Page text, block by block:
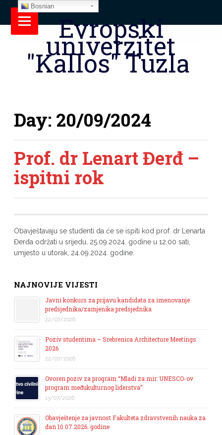
Evropski
univerzitet
"Kallos" Tuzla
Day: 20/09/2024
Prof. dr Lenart Đerđ –
ispitni rok
Obavještavaju se studenti da će se ispiti kod prof. dr Lenarta
Đerđa održati u srijedu, 25.09.2024. godine u 12.00 sati,
umjesto u utorak, 24.09.2024. godine.
NAJNOVIJE VIJESTI
Javni konkurs za prijavu kandidata za imenovanje
predsjednika/zamjenika predsjednika
22/07/2026
Poziv studentima – Srebrenica Architecture Meetings
2026
22/07/2026
Ovoren poziv za program “Mladi za mir: UNESCO-ov
program međukulturnog liderstva”
13/07/2026
Obavještenje za javnost Fakulteta zdravstvenih nauka za
dan 10.07.2026. godine
Bosnian